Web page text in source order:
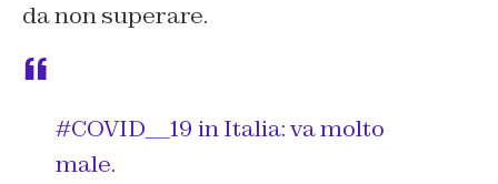
da non superare.
#COVID__19 in Italia: va molto
male.